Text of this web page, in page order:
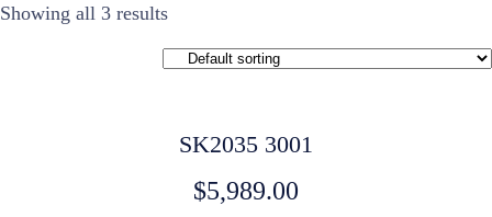
Showing all 3 results
SK2035 3001
$5,989.00